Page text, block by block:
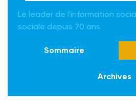
Le leader de l'information
sociale depuis 70 ans
Sommaire
Archives